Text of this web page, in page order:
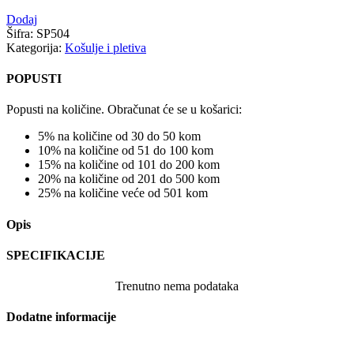
Dodaj
Šifra: SP504
Kategorija: Košulje i pletiva
POPUSTI
Popusti na količine. Obračunat će se u košarici:
5% na količine od 30 do 50 kom
10% na količine od 51 do 100 kom
15% na količine od 101 do 200 kom
20% na količine od 201 do 500 kom
25% na količine veće od 501 kom
Opis
SPECIFIKACIJE
Trenutno nema podataka
Dodatne informacije